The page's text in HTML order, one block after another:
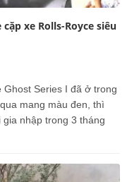
xe Rolls-Royce siêu
Ghost Series I đã ở trong
mang màu đen, thì
nhập trong 3 tháng